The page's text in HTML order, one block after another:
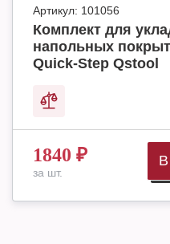
Артикул: 101056
Комплект для
напольных
Quick-Step Qstool
1840 ₽
за шт.
В